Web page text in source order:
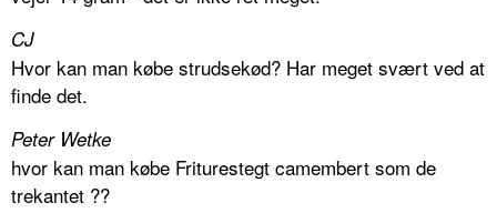
CJ
Hvor kan man købe strudsekød? Har meget svært ved at
finde det.
Peter Wetke
hvor kan man købe Friturestegt camembert som de
trekantet ??